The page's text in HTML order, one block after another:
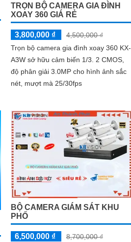
TRỌN BỘ CAMERA GIA ĐÌNH
XOAY 360 GIÁ RẺ
3,800,000 ₫
4,500,000 ₫
Trọn bộ camera gia đình xoay 360 KX-
A3W sở hữu cảm biến 1/3. 2 CMOS,
độ phân giải 3.0MP cho hình ảnh sắc
nét, mượt mà 25/30fps
BỘ CAMERA GIÁM SÁT KHU
PHỐ
6,500,000 ₫
8,700,000 ₫